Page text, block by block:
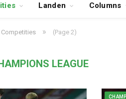
Landen Columns
Competities » (Page 2)
LEAGUE